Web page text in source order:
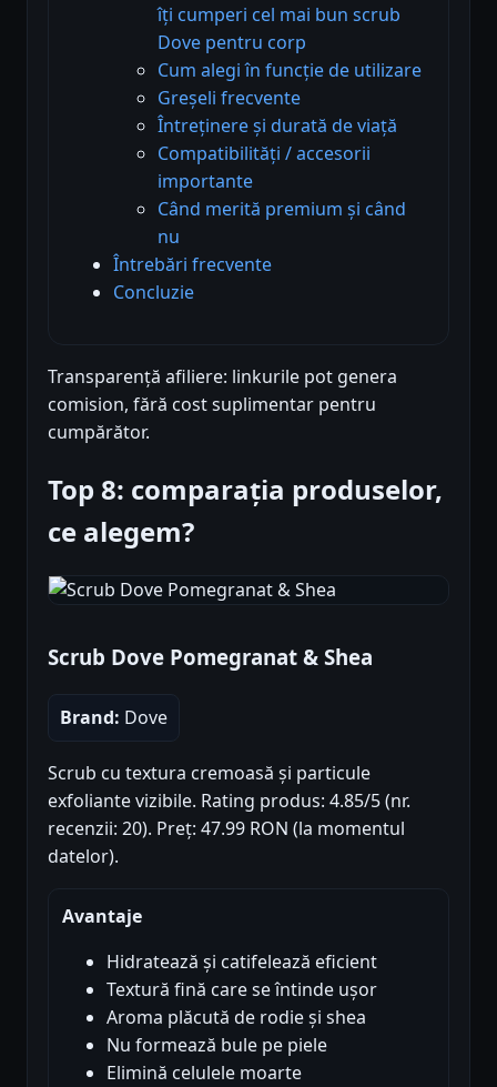
îți cumperi cel mai bun scrub
Dove pentru corp
Cum alegi în funcție de utilizare
Greșeli frecvente
Întreținere și durată de viață
Compatibilități / accesorii
importante
Când merită premium și când
nu
Întrebări frecvente
Concluzie
Transparență afiliere: linkurile pot genera
comision, fără cost suplimentar pentru
cumpărător.
Top 8: comparația produselor,
ce alegem?
Scrub Dove Pomegranat & Shea
Brand: Dove
Scrub cu textura cremoasă și particule
exfoliante vizibile. Rating produs: 4.85/5 (nr.
recenzii: 20). Preț: 47.99 RON (la momentul
datelor).
Avantaje
Hidratează și catifelează eficient
Textură fină care se întinde ușor
Aroma plăcută de rodie și shea
Nu formează bule pe piele
Elimină celulele moarte